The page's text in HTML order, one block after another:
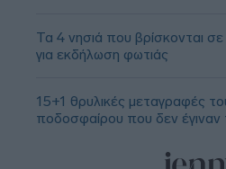
Τα 4 νησιά που βρίσκονται
για εκδήλωση φωτιάς
15+1 θρυλικές μεταγραφές
ποδοσφαίρου που δεν έγιναν